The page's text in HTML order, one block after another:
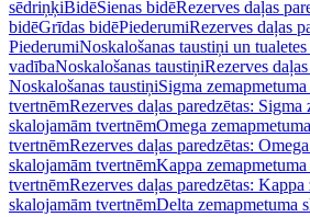
sēdriņķiBidēSienas bidēRezerves daļas
bidēGrīdas bidēPiederumiRezerves daļas
PiederumiNoskalošanas taustiņi un tualetes
vadībaNoskalošanas taustiņiRezerves
Noskalošanas taustiņiSigma
tvertnēmRezerves daļas paredzētas: Sigma
skalojamām tvertnēmOmega
tvertnēmRezerves daļas paredzētas:
skalojamām tvertnēmKappa
tvertnēmRezerves daļas paredzētas: Kappa
skalojamām tvertnēmDelta zemapmetuma